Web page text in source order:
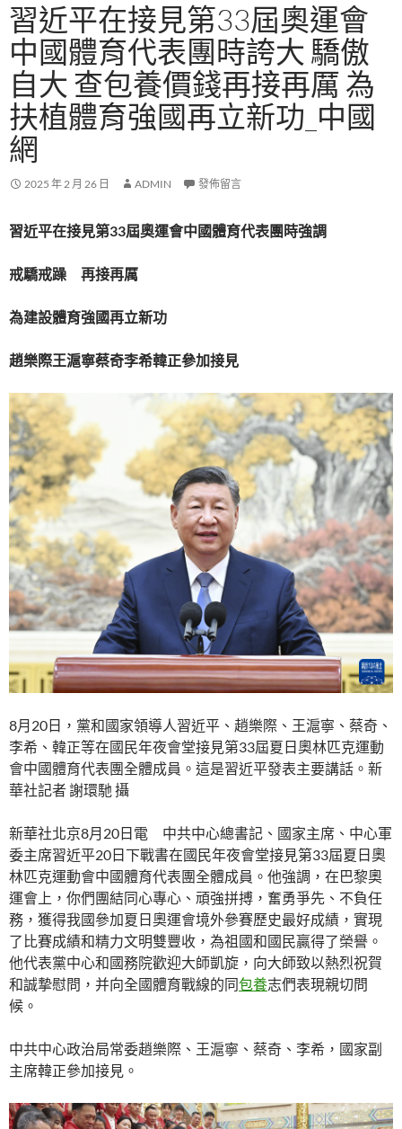
習近平在接見第33屆奧運會
中國體育代表團時誇大 驕傲
自大 查包養價錢再接再厲 為
扶植體育強國再立新功_中國
網
2025 年 2 月 26 日 ADMIN 發佈留言
習近平在接見第33屆奧運會中國體育代表團時強調
戒驕戒躁 再接再厲
為建設體育強國再立新功
趙樂際王滬寧蔡奇李希韓正參加接見
8月20日，黨和國家領導人習近平、趙樂際、王滬寧、蔡奇、
李希、韓正等在國民年夜會堂接見第33屆夏日奧林匹克運動
會中國體育代表團全體成員。這是習近平發表主要講話。新
華社記者 謝環馳 攝
新華社北京8月20日電 中共中心總書記、國家主席、中心軍
委主席習近平20日下戰書在國民年夜會堂接見第33屆夏日奧
林匹克運動會中國體育代表團全體成員。他強調，在巴黎奧
運會上，你們團結同心專心、頑強拼搏，奮勇爭先、不負任
務，獲得我國參加夏日奧運會境外參賽歷史最好成績，實現
了比賽成績和精力文明雙豐收，為祖國和國民贏得了榮譽。
他代表黨中心和國務院歡迎大師凱旋，向大師致以熱烈祝賀
和誠摯慰問，并向全國體育戰線的同包養志們表現親切問
候。
中共中心政治局常委趙樂際、王滬寧、蔡奇、李希，國家副
主席韓正參加接見。